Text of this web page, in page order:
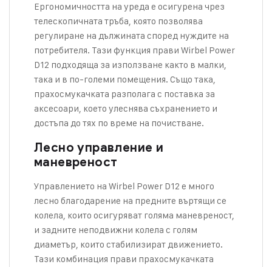
Ергономичността на уреда е осигурена чрез
телескопичната тръба, която позволява
регулиране на дължината според нуждите на
потребителя. Тази функция прави Wirbel Power
D12 подходяща за използване както в малки,
така и в по-големи помещения. Също така,
прахосмукачката разполага с поставка за
аксесоари, което улеснява съхранението и
достъпа до тях по време на почистване.
Лесно управление и
маневреност
Управлението на Wirbel Power D12 е много
лесно благодарение на предните въртящи се
колела, които осигуряват голяма маневреност,
и задните неподвижни колела с голям
диаметър, които стабилизират движението.
Тази комбинация прави прахосмукачката